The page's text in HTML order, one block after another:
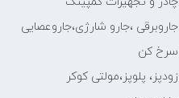
جاروبرقی ،جارو شارژی،جاروعصایی
سرخ کن
زودپز، پلوپز،مولتی کوکر